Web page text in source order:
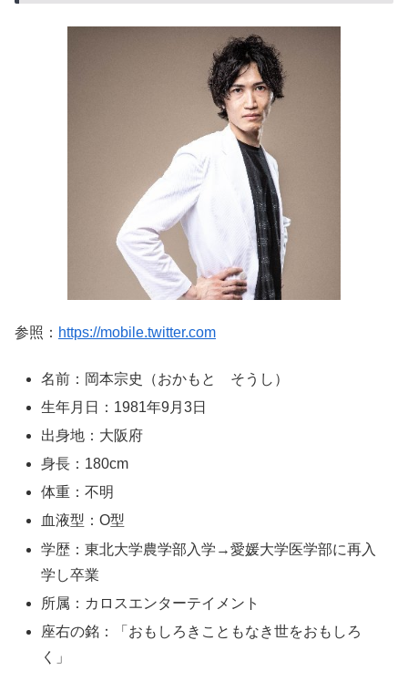
参照： https://mobile.twitter.com
名前：岡本宗史（おかもと そうし）
生年月日：1981年9月3日
出身地：大阪府
身長：180cm
体重：不明
血液型：O型
学歴：東北大学農学部入学→愛媛大学医学部に再入
学し卒業
所属：カロスエンターテイメント
座右の銘：「おもしろきこともなき世をおもしろ
く」